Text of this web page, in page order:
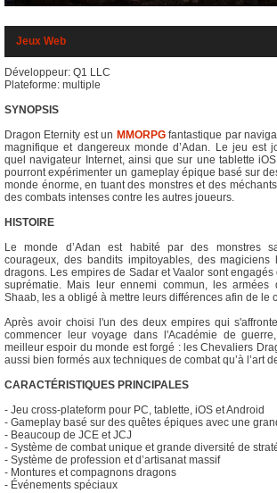
Jeux Web
Développeur: Q1 LLC
Plateforme: multiple
SYNOPSIS
Dragon Eternity est un MMORPGfantastique par
magnifique et dangereux monde d’Adan. Le jeu est
quel navigateur Internet, ainsi que sur une tablette
pourront expérimenter un gameplay épique basé sur
monde énorme, en tuant des monstres et des
des combats intenses contre les autres joueurs.
HISTOIRE
Le monde d’Adan est habité par des monstres
courageux, des bandits impitoyables, des
dragons. Les empires de Sadar et Vaalor sont
suprématie. Mais leur ennemi commun, les armées
Shaab, les a obligé à mettre leurs différences afin de le
Après avoir choisi l'un des deux empires qui
commencer leur voyage dans l'Académie de
meilleur espoir du monde est forgé : les Chevaliers
aussi bien formés aux techniques de combat qu’à l’art
CARACTÉRISTIQUES PRINCIPALES
- Jeu cross-plateform pour PC, tablette, iOS et Android
- Gameplay basé sur des quêtes épiques avec une
- Beaucoup de JCE et JCJ
- Système de combat unique et grande diversité de
- Système de profession et d’artisanat massif
- Montures et compagnons dragons
- Événements spéciaux